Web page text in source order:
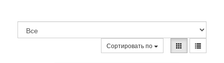
Сортировать по